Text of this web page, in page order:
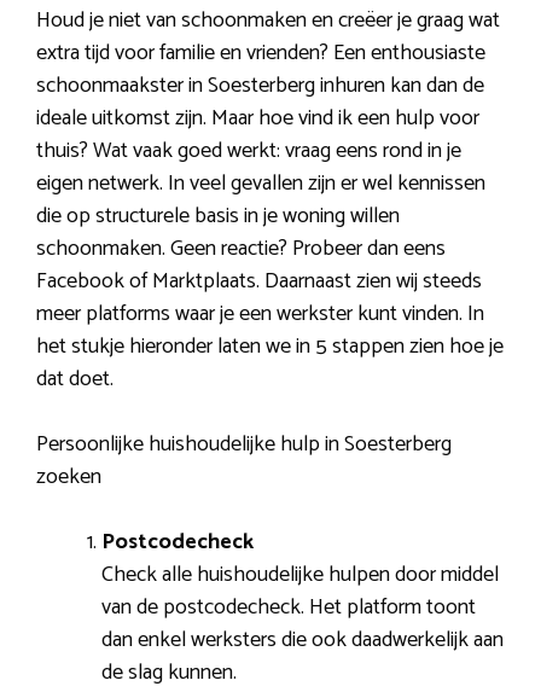
Houd je niet van schoonmaken en creëer je graag wat
extra tijd voor familie en vrienden? Een enthousiaste
schoonmaakster in Soesterberg inhuren kan dan de
ideale uitkomst zijn. Maar hoe vind ik een hulp voor
thuis? Wat vaak goed werkt: vraag eens rond in je
eigen netwerk. In veel gevallen zijn er wel kennissen
die op structurele basis in je woning willen
schoonmaken. Geen reactie? Probeer dan eens
Facebook of Marktplaats. Daarnaast zien wij steeds
meer platforms waar je een werkster kunt vinden. In
het stukje hieronder laten we in 5 stappen zien hoe je
dat doet.
Persoonlijke huishoudelijke hulp in Soesterberg
zoeken
Postcodecheck
Check alle huishoudelijke hulpen door middel
van de postcodecheck. Het platform toont
dan enkel werksters die ook daadwerkelijk aan
de slag kunnen.